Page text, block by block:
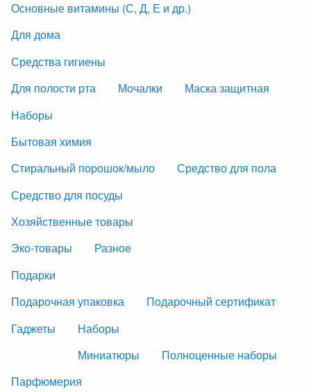
Основные витамины (С, Д, Е и др.)
Для дома
Средства гигиены
Для полости рта
Мочалки
Маска защитная
Наборы
Бытовая химия
Стиральный порошок/мыло
Средство для пола
Средство для посуды
Хозяйственные товары
Эко-товары
Разное
Подарки
Подарочная упаковка
Подарочный сертификат
Гаджеты
Наборы
Миниатюры
Полноценные наборы
Парфюмерия